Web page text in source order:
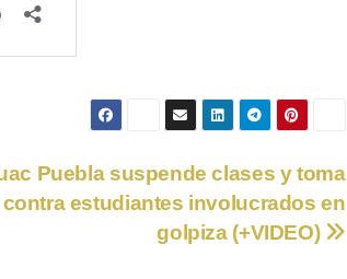
Puebla suspende clases y toma
estudiantes involucrados en
golpiza (+VIDEO)